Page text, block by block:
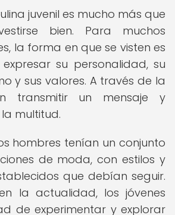
juvenil es mucho más que
bien. Para muchos
la forma en que se visten es
su personalidad, su
y sus valores. A través de la
transmitir un mensaje y
multitud.
hombres tenían un conjunto
de moda, con estilos y
que debían seguir.
la actualidad, los jóvenes
de experimentar y explorar